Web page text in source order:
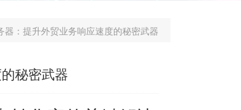
器：提升外贸业务响应速度的秘密武器
秘密武器